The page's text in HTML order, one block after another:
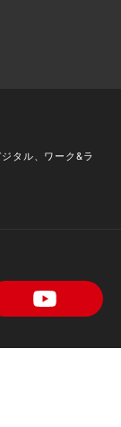
タル、ワーク&ラ